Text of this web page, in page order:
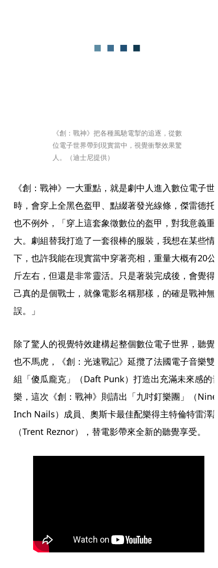
《創：戰神》把各種風馳電掣的追逐，從數
位電子世界帶到現實當中，視覺衝擊效果驚
人。（迪士尼提供）
《創：戰神》一大重點，就是劇中人進入數位電子世
時，會穿上全黑色盔甲、點綴著發光線條，傑雷德托
也不例外，「穿上這套象徵數位的盔甲，對我意義重
大。劇組替我打造了一套很棒的服裝，我想在某些情
下，也許我能在現實當中穿著亮相，重量大概有20公
斤左右，但還是非常靈活。只是著裝完成後，會覺得
己真的是個戰士，就像電影名稱那樣，的確是戰神無
誤。」
除了驚人的視覺特效建構起整個數位電子世界，聽覺
也不馬虎，《創：光速戰記》延攬了法國電子音樂雙
組「傻瓜龐克」（Daft Punk）打造出充滿未來感的
樂，這次《創：戰神》則請出「九吋釘樂團」（Nine
Inch Nails）成員、奧斯卡最佳配樂得主特倫特雷澤
（Trent Reznor），替電影帶來全新的聽覺享受。